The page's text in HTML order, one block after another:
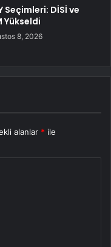
Seçimleri: DİSİ ve
Yükseldi
8, 2026
alanlar * ile